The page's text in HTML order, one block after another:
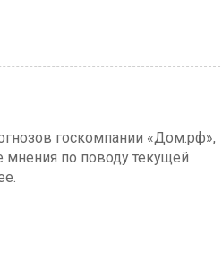
госкомпании «Дом.рф»,
по поводу текущей